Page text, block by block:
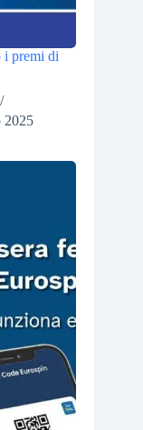
i premi di
2025